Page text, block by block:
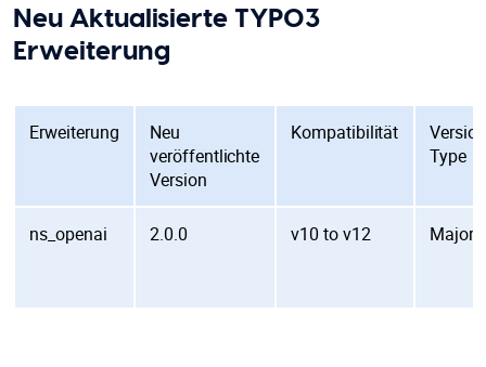
Neu Aktualisierte TYPO3
Erweiterung
Erweiterung
Neu
veröffentlichte
Version
Kompatibilität
Version
Type
ns_openai 2.0.0 v10 to v12 Major